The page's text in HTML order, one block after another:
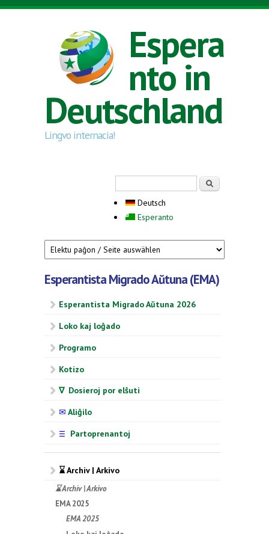
Direkt zum Inhalt
Espera
nto in
Deutschland
Lingvo internacia!
Deutsch
Esperanto
Esperantista Migrado Aŭtuna (EMA)
Esperantista Migrado Aŭtuna 2026
Loko kaj loĝado
Programo
Kotizo
∇ Dosieroj por elŝuti
✉ Aliĝilo
☰ Partoprenantoj
⌛ Archiv | Arkivo
⌛ Archiv | Arkivo
EMA 2025
EMA 2025